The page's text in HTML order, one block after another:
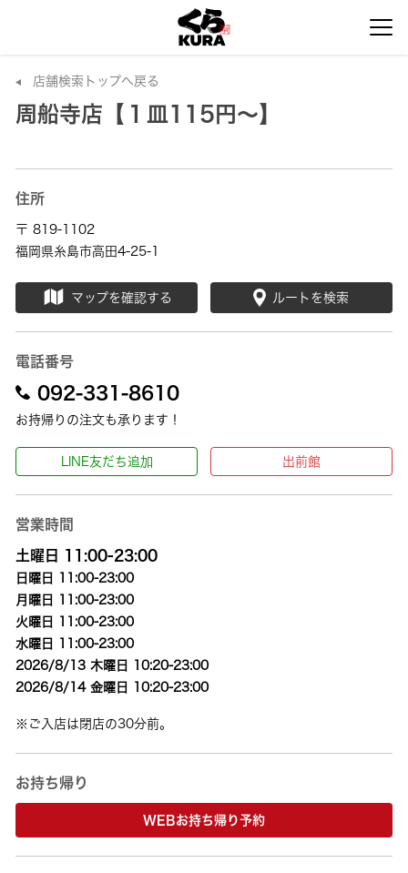
店舗検索トップへ戻る
周船寺店【１皿115円～】
住所
〒 819-1102
福岡県糸島市高田4-25-1
マップを確認する ルートを検索
電話番号
092-331-8610
お持帰りの注文も承ります！
LINE友だち追加 出前館
営業時間
土曜日 11:00-23:00
日曜日 11:00-23:00
月曜日 11:00-23:00
火曜日 11:00-23:00
水曜日 11:00-23:00
2026/8/13 木曜日 10:20-23:00
2026/8/14 金曜日 10:20-23:00
※ご入店は閉店の30分前。
お持ち帰り
WEBお持ち帰り予約